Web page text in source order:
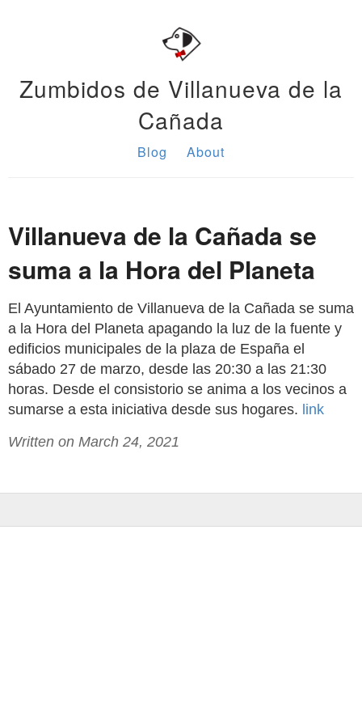
Zumbidos de Villanueva de la
Cañada
Blog About
Villanueva de la Cañada se
suma a la Hora del Planeta
El Ayuntamiento de Villanueva de la Cañada se suma
a la Hora del Planeta apagando la luz de la fuente y
edificios municipales de la plaza de España el
sábado 27 de marzo, desde las 20:30 a las 21:30
horas. Desde el consistorio se anima a los vecinos a
sumarse a esta iniciativa desde sus hogares. link
Written on March 24, 2021